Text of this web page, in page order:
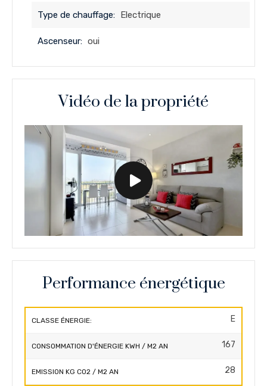
Type de chauffage: Electrique
Ascenseur: oui
Vidéo de la propriété
Performance énergétique
CLASSE ÉNERGIE: E
CONSOMMATION D'ÉNERGIE KWH / M2 AN 167
EMISSION KG CO2 / M2 AN 28